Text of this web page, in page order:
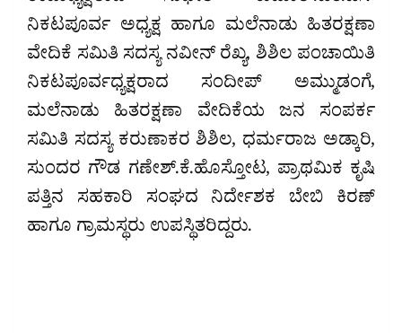
ನಿಕಟಪೂರ್ವ ಅಧ್ಯಕ್ಷ ಹಾಗೂ ಮಲೆನಾಡು ಹಿತರಕ್ಷಣಾ
ವೇದಿಕೆ ಸಮಿತಿ ಸದಸ್ಯ ನವೀನ್ ರೆಖ್ಯ, ಶಿಶಿಲ ಪಂಚಾಯಿತಿ
ನಿಕಟಪೂರ್ವಧ್ಯಕ್ಷರಾದ ಸಂದೀಪ್ ಅಮ್ಮುಡಂಗೆ,
ಮಲೆನಾಡು ಹಿತರಕ್ಷಣಾ ವೇದಿಕೆಯ ಜನ ಸಂಪರ್ಕ
ಸಮಿತಿ ಸದಸ್ಯ ಕರುಣಾಕರ ಶಿಶಿಲ, ಧರ್ಮರಾಜ ಅಡ್ಕಾರಿ,
ಸುಂದರ ಗೌಡ ಗಣೇಶ್.ಕೆ.ಹೊಸ್ತೋಟ, ಪ್ರಾಥಮಿಕ ಕೃಷಿ
ಪತ್ತಿನ ಸಹಕಾರಿ ಸಂಘದ ನಿರ್ದೇಶಕ ಬೇಬಿ ಕಿರಣ್
ಹಾಗೂ ಗ್ರಾಮಸ್ಥರು ಉಪಸ್ಥಿತರಿದ್ದರು.